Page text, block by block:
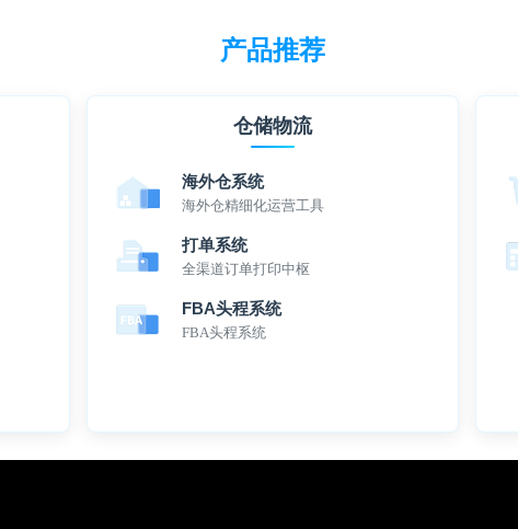
产品推荐
仓储物流
海外仓系统
海外仓精细化运营工具
打单系统
全渠道订单打印中枢
FBA头程系统
FBA头程系统